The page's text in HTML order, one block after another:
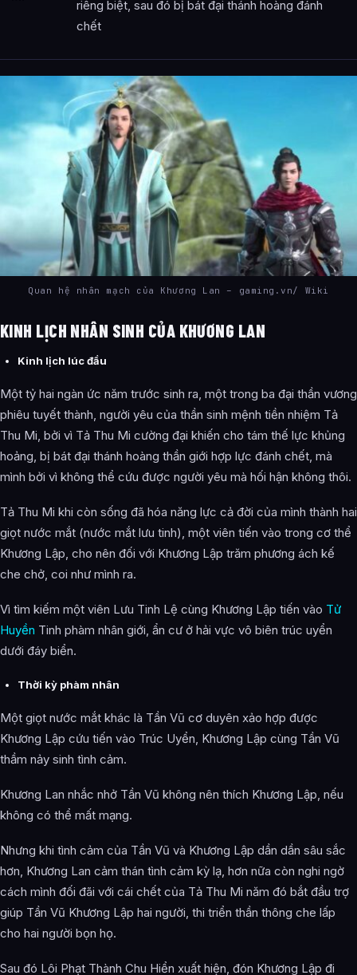
riêng biệt, sau đó bị bát đại thánh hoàng đánh
chết
Quan hệ nhân mạch của Khương Lan – gaming.vn/ Wiki
KINH LỊCH NHÂN SINH CỦA KHƯƠNG LAN
Kinh lịch lúc đầu
Một tỷ hai ngàn ức năm trước sinh ra, một trong ba đại thần vương
phiêu tuyết thành, người yêu của thần sinh mệnh tiền nhiệm Tả
Thu Mi, bởi vì Tả Thu Mi cường đại khiến cho tám thế lực khủng
hoảng, bị bát đại thánh hoàng thần giới hợp lực đánh chết, mà
mình bởi vì không thể cứu được người yêu mà hối hận không thôi.
Tả Thu Mi khi còn sống đã hóa năng lực cả đời của mình thành hai
giọt nước mắt (nước mắt lưu tinh), một viên tiến vào trong cơ thể
Khương Lập, cho nên đối với Khương Lập trăm phương ách kế
che chở, coi như mình ra.
Vì tìm kiếm một viên Lưu Tinh Lệ cùng Khương Lập tiến vào Tử
Huyền Tinh phàm nhân giới, ẩn cư ở hải vực vô biên trúc uyển
dưới đáy biển.
Thời kỳ phàm nhân
Một giọt nước mắt khác là Tần Vũ cơ duyên xảo hợp được
Khương Lập cứu tiến vào Trúc Uyển, Khương Lập cùng Tần Vũ
thầm nảy sinh tình cảm.
Khương Lan nhắc nhở Tần Vũ không nên thích Khương Lập, nếu
không có thể mất mạng.
Nhưng khi tình cảm của Tần Vũ và Khương Lập dần dần sâu sắc
hơn, Khương Lan cảm thán tình cảm kỳ lạ, hơn nữa còn nghi ngờ
cách mình đối đãi với cái chết của Tả Thu Mi năm đó bắt đầu trợ
giúp Tần Vũ Khương Lập hai người, thi triển thần thông che lấp
cho hai người bọn họ.
Sau đó Lôi Phạt Thành Chu Hiển xuất hiện, đón Khương Lập đi